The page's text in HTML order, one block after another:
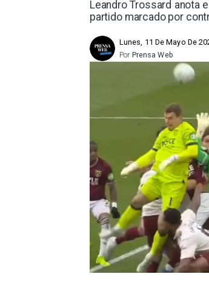
Leandro Trossard anota
partido marcado por
Lunes, 11 De Mayo De
Prensa Web
Por